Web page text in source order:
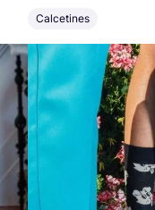
Calcetines